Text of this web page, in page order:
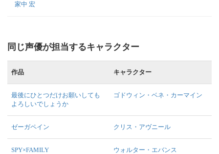
家中 宏
同じ声優が担当するキャラクター
作品 キャラクター
最後にひとつだけお願いしても
よろしいでしょうか
ゴドウィン・ベネ・カーマイン
ゼーガペイン クリス・アヴニール
SPY×FAMILY ウォルター・エバンス